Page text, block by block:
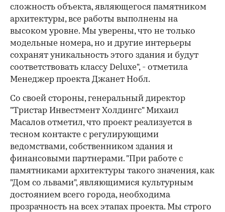
сложность объекта, являющегося памятником
архитектуры, все работы выполнены на
высоком уровне. Мы уверены, что не только
модельные номера, но и другие интерьеры
сохранят уникальность этого здания и будут
соответствовать классу Deluxe", - отметила
Менеджер проекта Джанет Нобл.
Со своей стороны, генеральный директор
"Тристар Инвестмент Холдингс" Михаил
Масалов отметил, что проект реализуется в
тесном контакте с регулирующими
ведомствами, собственником здания и
финансовыми партнерами. "При работе с
памятниками архитектуры такого значения, как
"Дом со львами", являющимися культурным
достоянием всего города, необходима
прозрачность на всех этапах проекта. Мы строго